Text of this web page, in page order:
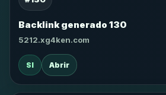
Backlink generado 130
5212.xg4ken.com
SI Abrir